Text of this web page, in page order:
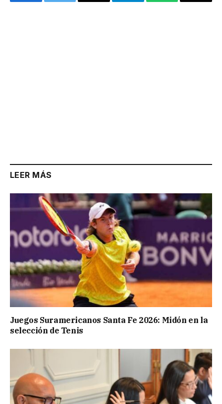
LEER MÁS
Juegos Suramericanos Santa Fe 2026: Midón en la
selección de Tenis